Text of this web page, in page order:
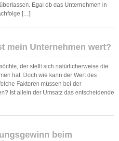
Egal ob das Unternehmen in
[…]
mein Unternehmen wert?
der stellt sich natürlicherweise die
hat. Doch wie kann der Wert des
Faktoren müssen bei der
Ist allein der Umsatz das entscheidende
beim